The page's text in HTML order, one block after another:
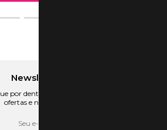
Newsletter
por dentro das nossas
ofertas e novidades